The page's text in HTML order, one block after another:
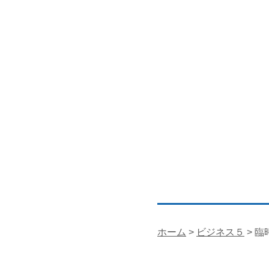
ホーム > ビジネス５ > 臨